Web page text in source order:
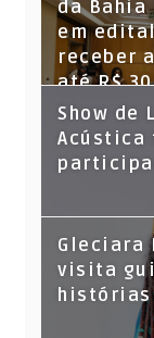
da Bahia
em edital
receber
até R$
Show de
Acústica
Gleciara
visita
histórias